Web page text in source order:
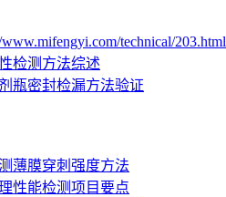
technical/203.html
检测方法综述
瓶密封检漏方法验证
薄膜穿刺强度方法
性能检测项目要点